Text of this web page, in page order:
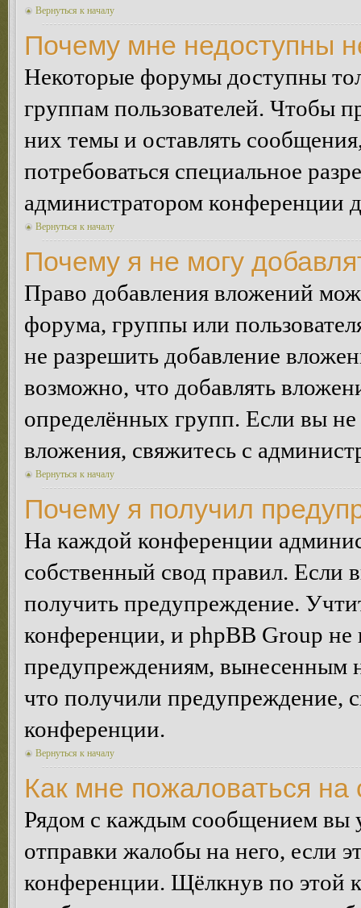
Вернуться к началу
Почему мне недоступны
Некоторые форумы доступны
группам пользователей. Чтобы
них темы и оставлять
потребоваться специальное
администратором конференции
Вернуться к началу
Почему я не могу
Право добавления вложений
форума, группы или
не разрешить добавление
возможно, что добавлять
определённых групп. Если вы не
вложения, свяжитесь с
Вернуться к началу
Почему я получил
На каждой конференции
собственный свод правил.
получить предупреждение.
конференции, и phpBB Group не
предупреждениям, вынесенным
что получили предупреждение,
конференции.
Вернуться к началу
Как мне пожаловаться
Рядом с каждым сообщением вы
отправки жалобы на него, если
конференции. Щёлкнув по этой